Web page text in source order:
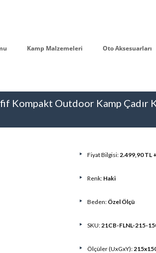
Kamp Malzemeleri Oto Aksesuarları
Kompakt Outdoor Kamp
Fiyat Bilgisi:2.499,90 TL
Renk: Haki
Beden: Özel Ölçü
SKU:21CB-FLNL-215-
Ölçüler (UxGxY):